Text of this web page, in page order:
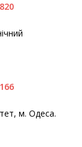
м. Одеса.